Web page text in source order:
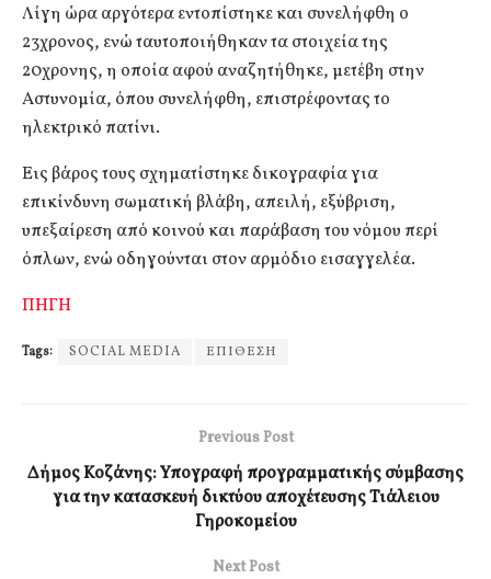
Λίγη ώρα αργότερα εντοπίστηκε και συνελήφθη ο
23χρονος, ενώ ταυτοποιήθηκαν τα στοιχεία της
20χρονης, η οποία αφού αναζητήθηκε, μετέβη στην
Αστυνομία, όπου συνελήφθη, επιστρέφοντας το
ηλεκτρικό πατίνι.
Εις βάρος τους σχηματίστηκε δικογραφία για
επικίνδυνη σωματική βλάβη, απειλή, εξύβριση,
υπεξαίρεση από κοινού και παράβαση του νόμου περί
όπλων, ενώ οδηγούνται στον αρμόδιο εισαγγελέα.
ΠΗΓΗ
Tags: SOCIAL MEDIA ΕΠΙΘΕΣΗ
Previous Post
Δήμος Κοζάνης: Υπογραφή προγραμματικής σύμβασης
για την κατασκευή δικτύου αποχέτευσης Τιάλειου
Γηροκομείου
Next Post